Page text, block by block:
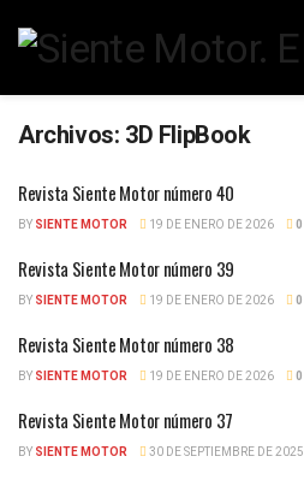
Archivos: 3D FlipBook
Revista Siente Motor número 40
BY SIENTE MOTOR 19 DE ENERO DE 2026 0
Revista Siente Motor número 39
BY SIENTE MOTOR 19 DE ENERO DE 2026 0
Revista Siente Motor número 38
BY SIENTE MOTOR 19 DE ENERO DE 2026 0
Revista Siente Motor número 37
BY SIENTE MOTOR 30 DE SEPTIEMBRE DE 2025